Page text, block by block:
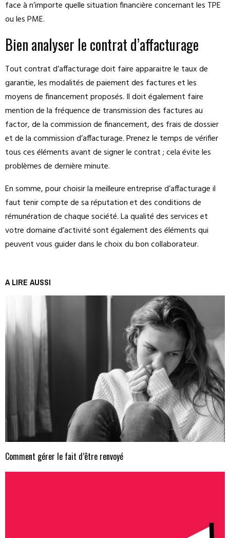
face à n’importe quelle situation financière concernant les TPE
ou les PME.
Bien analyser le contrat d’affacturage
Tout contrat d’affacturage doit faire apparaitre le taux de
garantie, les modalités de paiement des factures et les
moyens de financement proposés. Il doit également faire
mention de la fréquence de transmission des factures au
factor, de la commission de financement, des frais de dossier
et de la commission d’affacturage. Prenez le temps de vérifier
tous ces éléments avant de signer le contrat ; cela évite les
problèmes de dernière minute.
En somme, pour choisir la meilleure entreprise d’affacturage il
faut tenir compte de sa réputation et des conditions de
rémunération de chaque société. La qualité des services et
votre domaine d’activité sont également des éléments qui
peuvent vous guider dans le choix du bon collaborateur.
A LIRE AUSSI
Comment gérer le fait d’être renvoyé